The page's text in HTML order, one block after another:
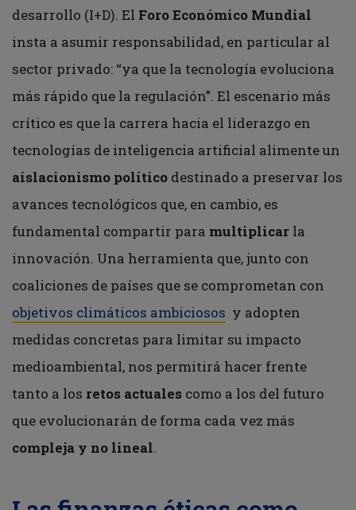
desarrollo (I+D). El Foro Económico Mundial
insta a asumir responsabilidad, en particular al
sector privado: “ya que la tecnología evoluciona
más rápido que la regulación”. El escenario más
crítico es que la carrera hacia el liderazgo en
tecnologías de inteligencia artificial alimente un
aislacionismo político destinado a preservar los
avances tecnológicos que, en cambio, es
fundamental compartir para multiplicar la
innovación. Una herramienta que, junto con
coaliciones de países que se comprometan con
objetivos climáticos ambiciosos y adopten
medidas concretas para limitar su impacto
medioambiental, nos permitirá hacer frente
tanto a los retos actuales como a los del futuro
que evolucionarán de forma cada vez más
compleja y no lineal.